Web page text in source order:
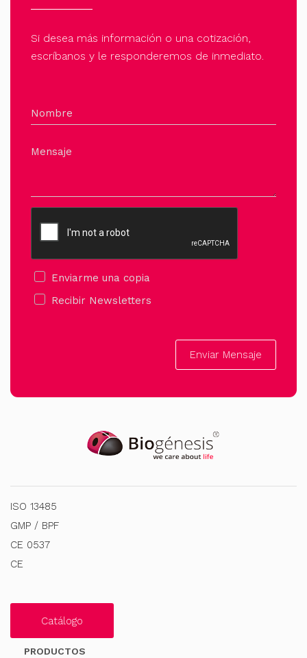
Si desea más información o una cotización,
escríbanos y le responderemos de inmediato.
Nombre
Mensaje
Enviarme una copia
Recibir Newsletters
Enviar Mensaje
ISO 13485
GMP / BPF
CE 0537
CE
Catálogo
PRODUCTOS